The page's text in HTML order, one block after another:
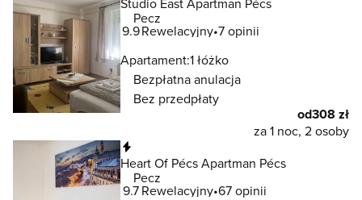
Pecz
9.9Rewelacyjny 7 opinii
Apartament:1 łóżko
Bezpłatna anulacja
Bez przedpłaty
od308 zł
za 1 noc, 2 osoby
Heart Of Pécs Apartman Pécs
Pecz
9.7Rewelacyjny 67 opinii